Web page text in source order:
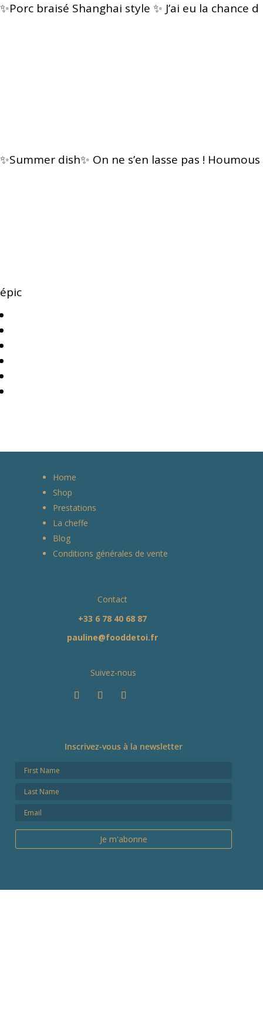
✨Porc braisé Shanghai style ✨ J’ai eu la chance d
✨Summer dish✨ On ne s’en lasse pas ! Houmous
épic
Home
Shop
Prestations
La cheffe
Blog
Conditions générales de vente
Contact
+33 6 78 40 68 87
pauline@fooddetoi.fr
Suivez-nous
Inscrivez-vous à la newsletter
Je m'abonne